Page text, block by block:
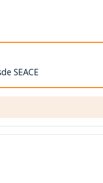
SEACE